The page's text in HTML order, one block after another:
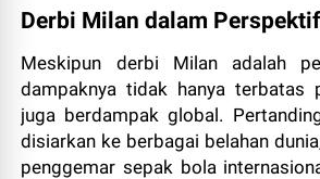
Derbi Milan dalam
Meskipun derbi Milan adalah
dampaknya tidak hanya terbatas
juga berdampak global.
disiarkan ke berbagai belahan
penggemar sepak bola